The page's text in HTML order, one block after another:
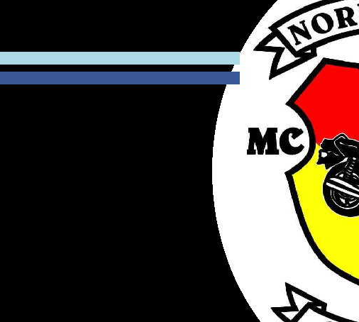
EREIGNISSE!
WIR WÜRDEN UNS FREUEN.
ZU TRETEN.